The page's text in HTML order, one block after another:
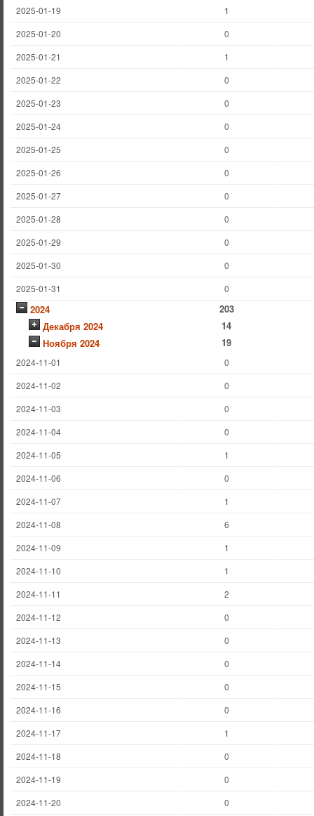
2025-01-19
1
2025-01-20
0
2025-01-21
1
2025-01-22
0
2025-01-23
0
2025-01-24
0
2025-01-25
0
2025-01-26
0
2025-01-27
0
2025-01-28
0
2025-01-29
0
2025-01-30
0
2025-01-31
0
2024
203
Декабря 2024
14
Ноября 2024
19
2024-11-01
0
2024-11-02
0
2024-11-03
0
2024-11-04
0
2024-11-05
1
2024-11-06
0
2024-11-07
1
2024-11-08
6
2024-11-09
1
2024-11-10
1
2024-11-11
2
2024-11-12
0
2024-11-13
0
2024-11-14
0
2024-11-15
0
2024-11-16
0
2024-11-17
1
2024-11-18
0
2024-11-19
0
2024-11-20
0